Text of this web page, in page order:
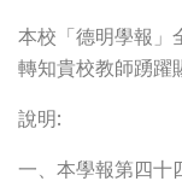
本校「德明學報」
轉知貴校教師踴躍
說明:
一、本學報第四十